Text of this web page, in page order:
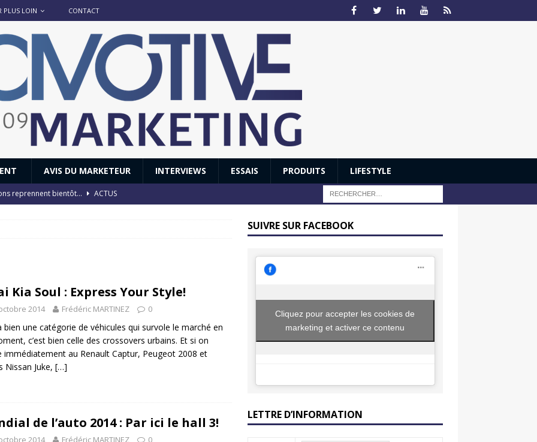
PLUS LOIN CONTACT
AVIS DU MARKETEUR INTERVIEWS ESSAIS PRODUITS LIFESTYLE
reprennent bientôt…
ACTUS
Honda dévoile un spot publicitaire… confiné! ACTUS
Kia Soul : Express Your Style!
2014 Frédéric MARTINEZ 0
bien une catégorie de véhicules qui survole le marché en
c’est bien celle des crossovers urbains. Et si on
immédiatement au Renault Captur, Peugeot 2008 et
Nissan Juke, […]
de l’auto 2014 : Par ici le hall 3!
2014 Frédéric MARTINEZ 0
SUIVRE SUR FACEBOOK
Cliquez pour accepter les cookies de
marketing et activer ce contenu
LETTRE D’INFORMATION